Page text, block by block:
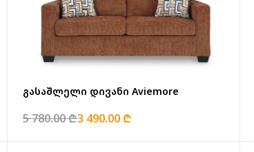
გასაშლელი დივანი Aviemore
5 780.00 ₾3 490.00 ₾